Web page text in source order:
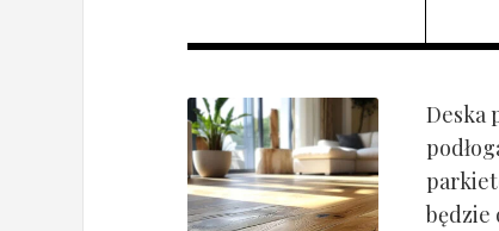
Deska
będzie